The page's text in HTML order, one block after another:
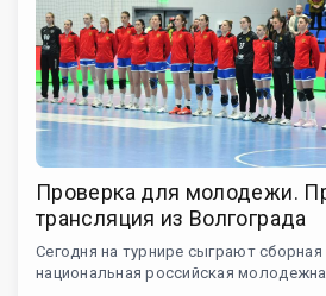
Проверка для молодежи.
трансляция из Волгограда
Сегодня на турнире сыграют сборная
национальная российская